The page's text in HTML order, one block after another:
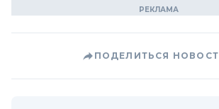
ПОДЕЛИТЬСЯ